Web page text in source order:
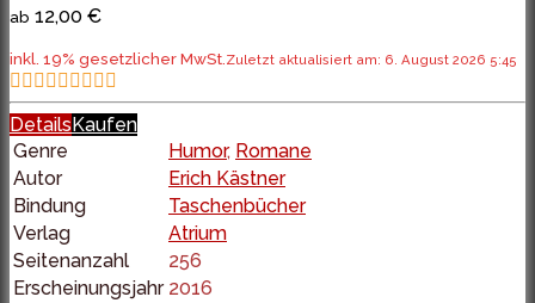
ab 12,00 €
inkl. 19% gesetzlicher MwSt.Zuletzt aktualisiert am: 6. August 2026 5:45
Details Kaufen
Genre
Humor, Romane
Autor
Erich Kästner
Bindung
Taschenbücher
Verlag
Atrium
Seitenanzahl
256
Erscheinungsjahr 2016